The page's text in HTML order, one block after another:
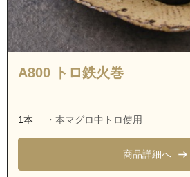
A800 トロ鉄火巻
1本 ・本マグロ中トロ使用
商品詳細へ